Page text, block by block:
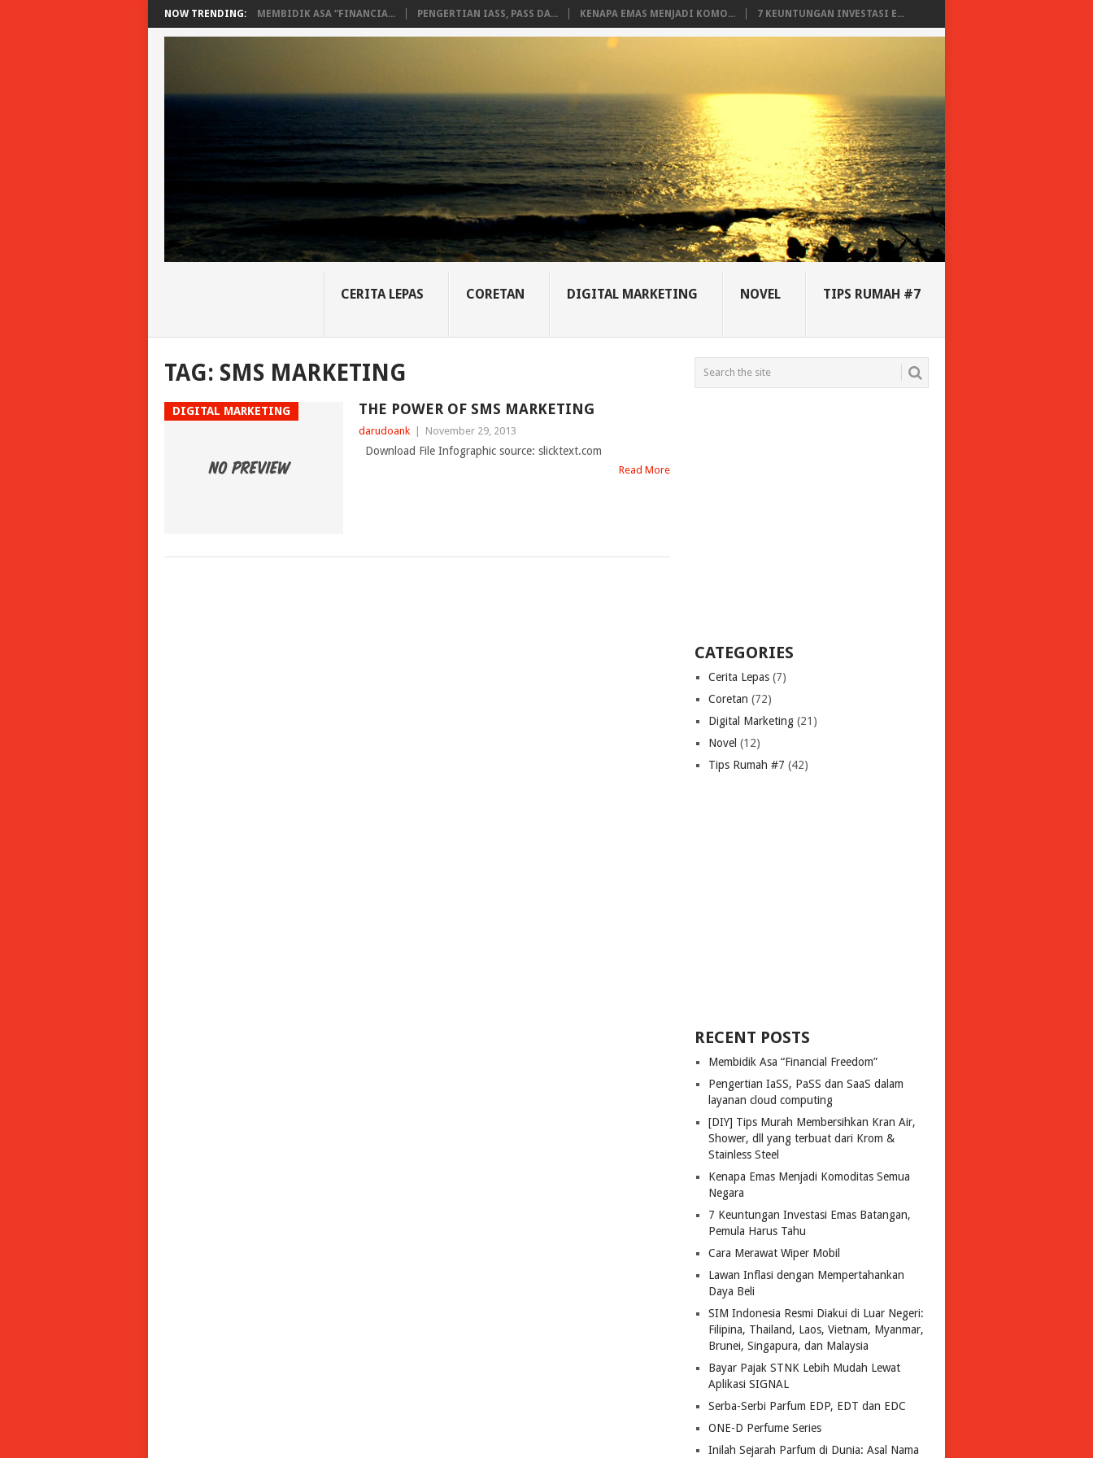
NOW TRENDING: MEMBIDIK ASA “FINANCIA... PENGERTIAN IASS, PASS DA... KENAPA EMAS MENJADI KOMO... 7 KEUNTUNGAN INVESTASI E...
CERITA LEPAS CORETAN DIGITAL MARKETING NOVEL TIPS RUMAH #7
TAG: SMS MARKETING
DIGITAL MARKETING THE POWER OF SMS MARKETING
darudoank | November 29, 2013
Download File Infographic source: slicktext.com
Read More
CATEGORIES
Cerita Lepas (7)
Coretan (72)
Digital Marketing (21)
Novel (12)
Tips Rumah #7 (42)
RECENT POSTS
Membidik Asa “Financial Freedom”
Pengertian IaSS, PaSS dan SaaS dalam
layanan cloud computing
[DIY] Tips Murah Membersihkan Kran Air,
Shower, dll yang terbuat dari Krom &
Stainless Steel
Kenapa Emas Menjadi Komoditas Semua
Negara
7 Keuntungan Investasi Emas Batangan,
Pemula Harus Tahu
Cara Merawat Wiper Mobil
Lawan Inflasi dengan Mempertahankan
Daya Beli
SIM Indonesia Resmi Diakui di Luar Negeri:
Filipina, Thailand, Laos, Vietnam, Myanmar,
Brunei, Singapura, dan Malaysia
Bayar Pajak STNK Lebih Mudah Lewat
Aplikasi SIGNAL
Serba-Serbi Parfum EDP, EDT dan EDC
ONE-D Perfume Series
Inilah Sejarah Parfum di Dunia: Asal Nama